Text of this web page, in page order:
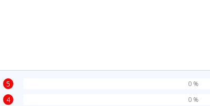
5 0 %
4 0 %